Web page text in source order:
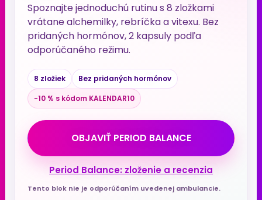
Spoznajte jednoduchú rutinu s 8 zložkami
vrátane alchemilky, rebríčka a vitexu. Bez
pridaných hormónov, 2 kapsuly podľa
odporúčaného režimu.
8 zložiek
Bez pridaných hormónov
−10 % s kódom KALENDAR10
OBJAVIŤ PERIOD BALANCE
Period Balance: zloženie a recenzia
Tento blok nie je odporúčaním uvedenej ambulancie.